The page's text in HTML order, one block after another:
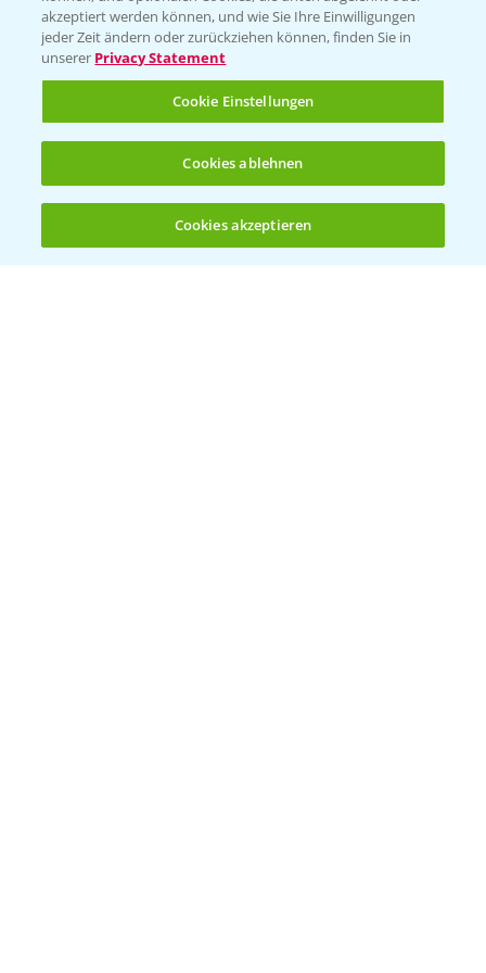
(noch 4)
Vegetables Deutschland
Infos
LINKS
Apps
Wetter Aktuell
akzeptiert werden können, und wie Sie Ihre Einwilligungen
jeder Zeit ändern oder zurückziehen können, finden Sie in
unserer Privacy Statement
Cookie Einstellungen
Cookies ablehnen
Cookies akzeptieren